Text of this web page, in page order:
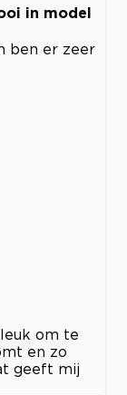
in model
ben er zeer
om te
en zo
geeft mij